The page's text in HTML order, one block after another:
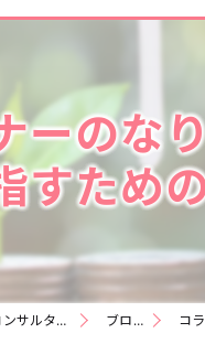
ーのな
すため
神奈川県川崎のファイナンシャルプランナーなら株式会社ベリーライフコンサルタント ブログ コラム